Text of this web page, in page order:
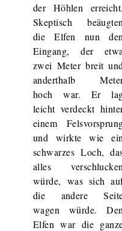
der Höhlen
Skeptisch
die Elfen nun
Eingang, der
zwei Meter breit
anderthalb
hoch war. Er
leicht verdeckt
einem
und wirkte wie
schwarzes Loch,
alles
würde, was sich
die andere
wagen würde.
Elfen war die